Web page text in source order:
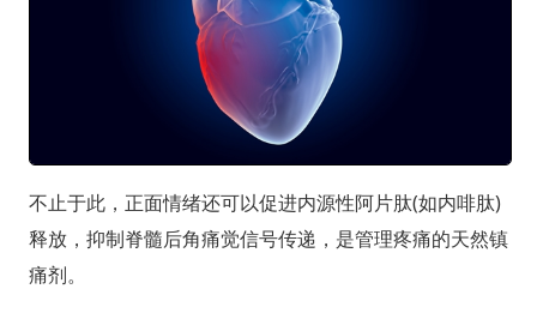
不止于此，正面情绪还可以促进内源性阿片肽(如内啡肽)
释放，抑制脊髓后角痛觉信号传递，是管理疼痛的天然镇
痛剂。